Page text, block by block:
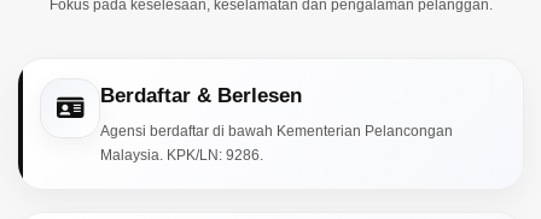
Fokus pada keselesaan, keselamatan dan pengalaman pelanggan.
Berdaftar & Berlesen
Agensi berdaftar di bawah Kementerian Pelancongan
Malaysia. KPK/LN: 9286.